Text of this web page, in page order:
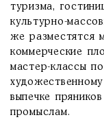
туризма,
культурно-
же разместятся
коммерческие
мастер-классы
выпечке
промыслам.